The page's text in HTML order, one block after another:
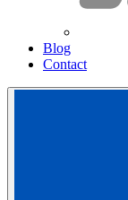
Blog
Contact